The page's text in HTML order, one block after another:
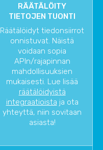
RÄÄTÄLÖITY
TIETOJEN TUONTI
Räätälöidyt tiedonsiirrot
onnistuvat. Näistä
voidaan sopia
APIn/rajapinnan
mahdollisuuksien
mukaisesti. Lue lisää
räätälöidyistä
integraatioista ja ota
yhteyttä, niin sovitaan
asiasta!